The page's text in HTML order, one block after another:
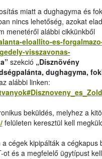
miatt a dughagyma és
nincs lehetőség, azokat
menetéről alábbi cikkünkből
eloallito-es-
visszavonas-
szekció „Dísznövény
dughagyma,
alábbi linken:
beküldés, melyhez a
felületen keresztül kell
cégek kipipálták a cégkapus
ot és a megfelelő ügytípust